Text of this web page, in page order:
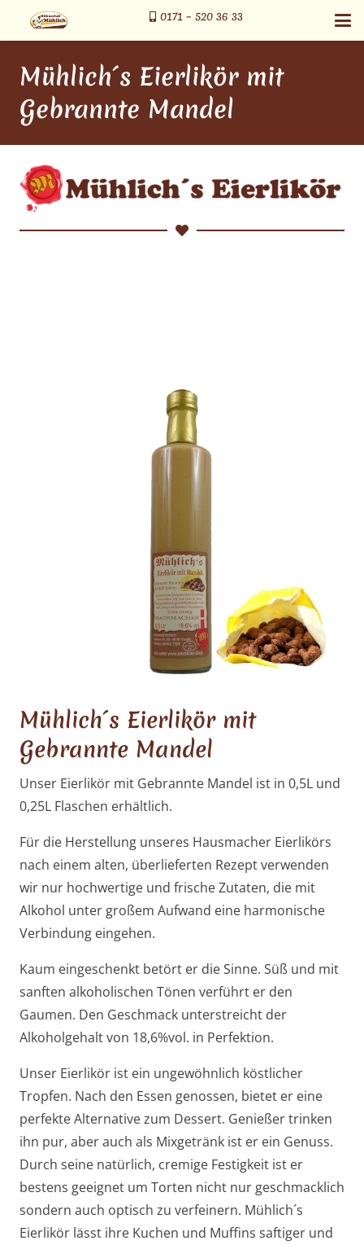
0171 – 520 36 33
Mühlich´s Eierlikör mit
Gebrannte Mandel
Mühlich´s Eierlikör mit
Gebrannte Mandel
Unser Eierlikör mit Gebrannte Mandel ist in 0,5L und
0,25L Flaschen erhältlich.
Für die Herstellung unseres Hausmacher Eierlikörs
nach einem alten, überlieferten Rezept verwenden
wir nur hochwertige und frische Zutaten, die mit
Alkohol unter großem Aufwand eine harmonische
Verbindung eingehen.
Kaum eingeschenkt betört er die Sinne. Süß und mit
sanften alkoholischen Tönen verführt er den
Gaumen. Den Geschmack unterstreicht der
Alkoholgehalt von 18,6%vol. in Perfektion.
Unser Eierlikör ist ein ungewöhnlich köstlicher
Tropfen. Nach den Essen genossen, bietet er eine
perfekte Alternative zum Dessert. Genießer trinken
ihn pur, aber auch als Mixgetränk ist er ein Genuss.
Durch seine natürlich, cremige Festigkeit ist er
bestens geeignet um Torten nicht nur geschmacklich
sondern auch optisch zu verfeinern. Mühlich´s
Eierlikör lässt ihre Kuchen und Muffins saftiger und